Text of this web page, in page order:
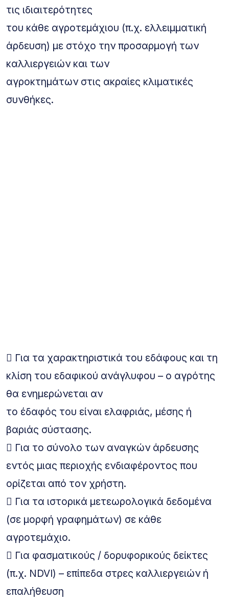
τις ιδιαιτερότητες
του κάθε αγροτεμάχιου (π.χ. ελλειμματική
άρδευση) με στόχο την προσαρμογή των
καλλιεργειών και των
αγροκτημάτων στις ακραίες κλιματικές
συνθήκες.
 Για τα χαρακτηριστικά του εδάφους και τη
κλίση του εδαφικού ανάγλυφου – ο αγρότης
θα ενημερώνεται αν
το έδαφός του είναι ελαφριάς, μέσης ή
βαριάς σύστασης.
 Για το σύνολο των αναγκών άρδευσης
εντός μιας περιοχής ενδιαφέροντος που
ορίζεται από τον χρήστη.
 Για τα ιστορικά μετεωρολογικά δεδομένα
(σε μορφή γραφημάτων) σε κάθε
αγροτεμάχιο.
 Για φασματικούς / δορυφορικούς δείκτες
(π.χ. NDVI) – επίπεδα στρες καλλιεργειών ή
επαλήθευση